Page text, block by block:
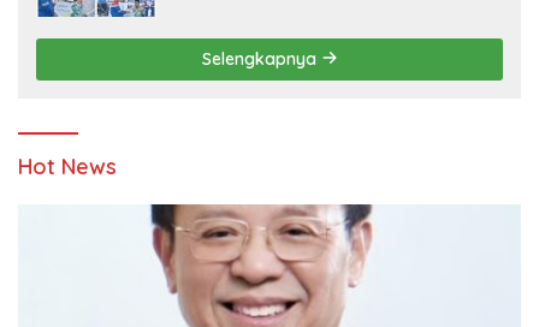
Pendidikan
Selengkapnya
Hot News